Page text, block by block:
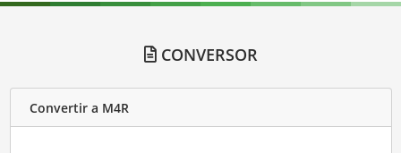
CONVERSOR
Convertir a M4R